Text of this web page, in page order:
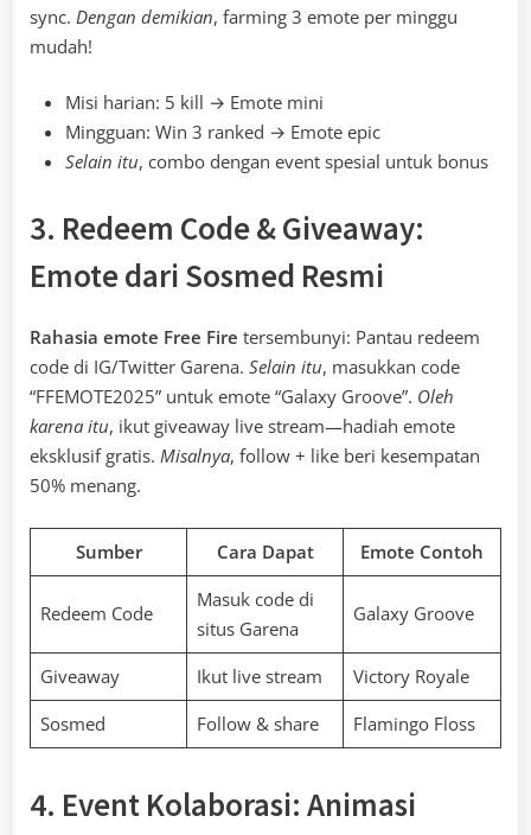
sync. Dengan demikian, farming 3 emote per minggu
mudah!
Misi harian: 5 kill → Emote mini
Mingguan: Win 3 ranked → Emote epic
Selain itu, combo dengan event spesial untuk bonus
3. Redeem Code & Giveaway:
Emote dari Sosmed Resmi
Rahasia emote Free Fire tersembunyi: Pantau redeem
code di IG/Twitter Garena. Selain itu, masukkan code
“FFEMOTE2025” untuk emote “Galaxy Groove”. Oleh
karena itu, ikut giveaway live stream—hadiah emote
eksklusif gratis. Misalnya, follow + like beri kesempatan
50% menang.
Sumber Cara Dapat Emote Contoh
Redeem Code
Masuk code di
situs Garena
Galaxy Groove
Giveaway Ikut live stream
Victory Royale
Sosmed
Follow & share Flamingo Floss
4. Event Kolaborasi: Animasi